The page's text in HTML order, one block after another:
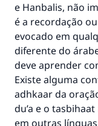
e Hanbalis, não
é a recordação
evocado em
diferente do
deve aprender
Existe alguma
adhkaar da
du’a e o
em outras